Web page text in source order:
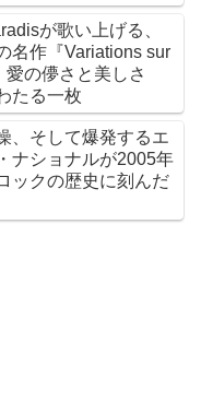
ューウェイヴの真実
が歌い上げる、
名作『Variations sur
愛の儚さと美しさ
たる一枚
、そして爆発するエ
ナショナルが2005年
ックの歴史に刻んだ